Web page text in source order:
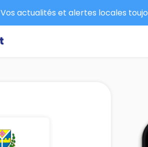
Vos actualités et alertes locales